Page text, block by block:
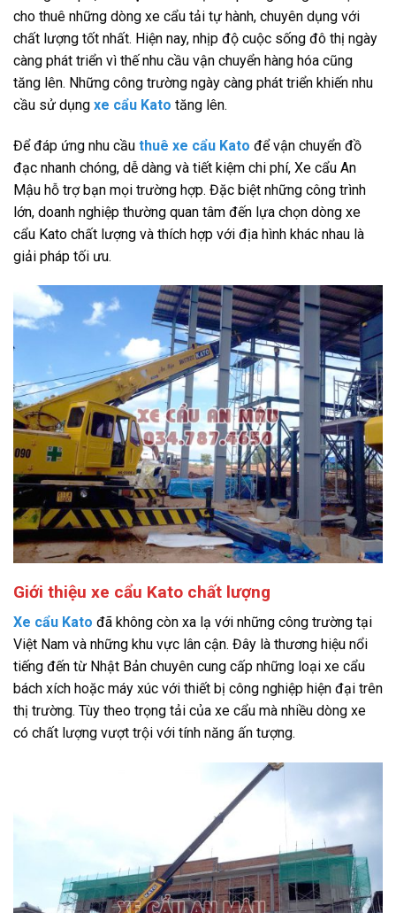
cho thuê những dòng xe cẩu tải tự hành, chuyên dụng với
chất lượng tốt nhất. Hiện nay, nhịp độ cuộc sống đô thị ngày
càng phát triển vì thế nhu cầu vận chuyển hàng hóa cũng
tăng lên. Những công trường ngày càng phát triển khiến nhu
cầu sử dụng xe cẩu Kato tăng lên.
Để đáp ứng nhu cầu thuê xe cẩu Kato để vận chuyển đồ
đạc nhanh chóng, dễ dàng và tiết kiệm chi phí, Xe cẩu An
Mậu hỗ trợ bạn mọi trường hợp. Đặc biệt những công trình
lớn, doanh nghiệp thường quan tâm đến lựa chọn dòng xe
cẩu Kato chất lượng và thích hợp với địa hình khác nhau là
giải pháp tối ưu.
Giới thiệu xe cẩu Kato chất lượng
Xe cẩu Kato đã không còn xa lạ với những công trường tại
Việt Nam và những khu vực lân cận. Đây là thương hiệu nổi
tiếng đến từ Nhật Bản chuyên cung cấp những loại xe cẩu
bách xích hoặc máy xúc với thiết bị công nghiệp hiện đại trên
thị trường. Tùy theo trọng tải của xe cẩu mà nhiều dòng xe
có chất lượng vượt trội với tính năng ấn tượng.